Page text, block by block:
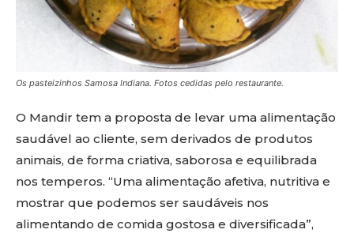
Os pasteizinhos Samosa Indiana. Fotos cedidas pelo restaurante.
O Mandir tem a proposta de levar uma alimentação
saudável ao cliente, sem derivados de produtos
animais, de forma criativa, saborosa e equilibrada
nos temperos. “Uma alimentação afetiva, nutritiva e
mostrar que podemos ser saudáveis nos
alimentando de comida gostosa e diversificada”,